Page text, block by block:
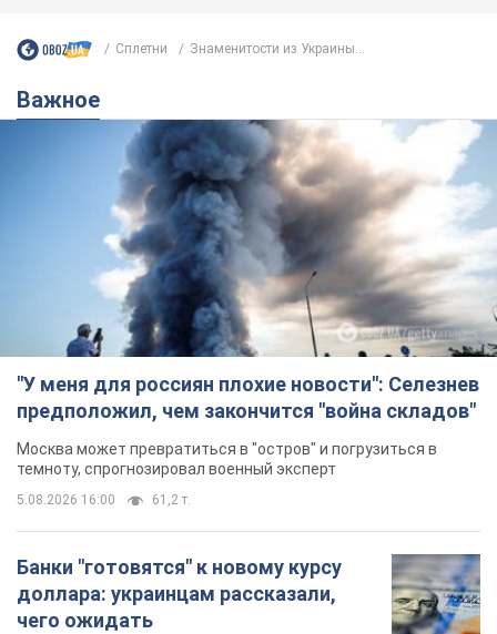
Сплетни Знаменитости из Украины...
Важное
"У меня для россиян плохие новости": Селезнев
предположил, чем закончится "война складов"
Москва может превратиться в "остров" и погрузиться в
темноту, спрогнозировал военный эксперт
5.08.2026 16:00 61,2 т.
Банки "готовятся" к новому курсу
доллара: украинцам рассказали,
чего ожидать